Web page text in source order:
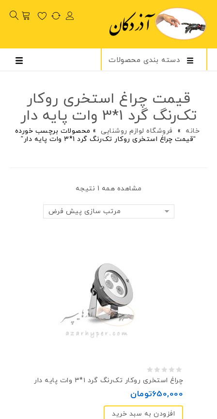
دسته بندی محصولات
قیمت چراغ استخری روکار
تک‌رنگ گرد 1*3 وات پایه دار
خانه » فروشگاه لوازم روشنایی » محصولات برچسب خورده
“قیمت چراغ استخری روکار تک‌رنگ گرد 1*3 وات پایه دار”
مشاهده همه 1 نتیجه
مرتب سازی پیش فرض
0
چراغ استخری روکار تک‌رنگ گرد ۱*۳ وات پایه دار
650,000تومان
افزودن به سبد خرید